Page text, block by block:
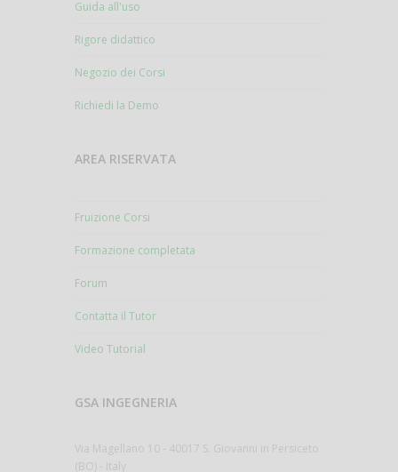
Guida all'uso
Rigore didattico
Negozio dei Corsi
Richiedi la Demo
AREA RISERVATA
Fruizione Corsi
Formazione completata
Forum
Contatta il Tutor
Video Tutorial
GSA INGEGNERIA
Via Magellano 10 - 40017 S. Giovanni in Persiceto
(BO) - Italy